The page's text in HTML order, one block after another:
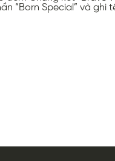
“Born Special” và ghi